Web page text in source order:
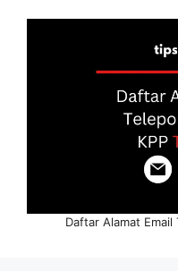
Daftar Alamat